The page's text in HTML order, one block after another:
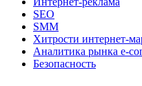
SEO
SMM
Хитрости интернет-
Аналитика рынка e-
Безопасность